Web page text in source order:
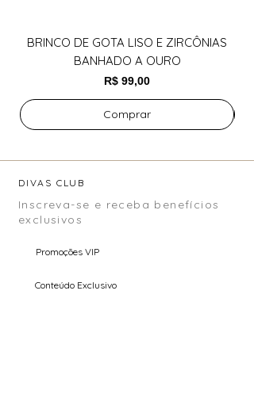
BRINCO DE GOTA LISO E ZIRCÔNIAS
BANHADO A OURO
Preço
R$ 99,00
Comprar
DIVAS CLUB
Inscreva-se e receba benefícios
exclusivos
Promoções VIP
Conteúdo Exclusivo